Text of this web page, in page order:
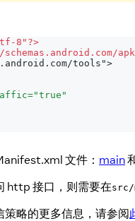
8"?>
tools">
文件： main
http 接口，则需要在src/
略的更多信息，请参阅